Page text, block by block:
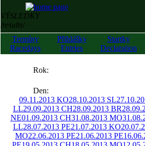
VÝSLEDKY
/results/
Termíny
Racedays
Přihlášky
Entries
Startky
Declaration
Rok:
Den:
09.11.2013 KO28.10.2013 SL
LL29.09.2013 CH28.09.2013 BR
NE01.09.2013 CH31.08.2013 MO
LL28.07.2013 PE21.07.2013 KO
MO22.06.2013 PE21.06.2013 PE